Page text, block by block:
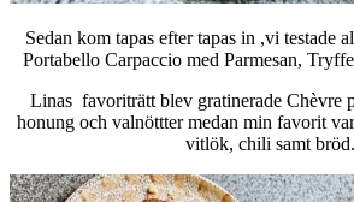
Sedan kom tapas efter tapas in ,vi testade
Portabello Carpaccio med Parmesan,
Linas favoriträtt blev gratinerade Chèvre
honung och valnöttter medan min favorit
vitlök, chili samt bröd.